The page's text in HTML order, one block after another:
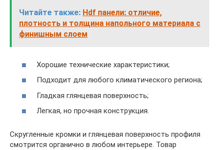
Читайте также: Hdf панели: отличие,
плотность и толщина напольного материала с
финишным слоем
Хорошие технические характеристики;
Подходит для любого климатического региона;
Гладкая глянцевая поверхность;
Легкая, но прочная конструкция.
Скругленные кромки и глянцевая поверхность профиля
смотрится органично в любом интерьере. Товар